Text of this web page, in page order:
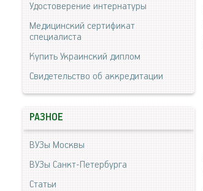
Удостоверение интернатуры
Медицинский сертификат
специалиста
Купить Украинский диплом
Свидетельство об аккредитации
РАЗНОЕ
ВУЗы Москвы
ВУЗы Санкт-Петербурга
Статьи